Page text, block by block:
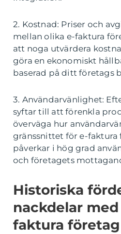
2. Kostnad: Priser och
mellan olika e-faktura
att noga utvärdera
göra en ekonomiskt
baserad på ditt företags
3. Användarvänlighet:
syftar till att förenkla
överväga hur
gränssnittet för e-faktura
påverkar i hög grad
och företagets
Historiska
nackdelar med
faktura företag